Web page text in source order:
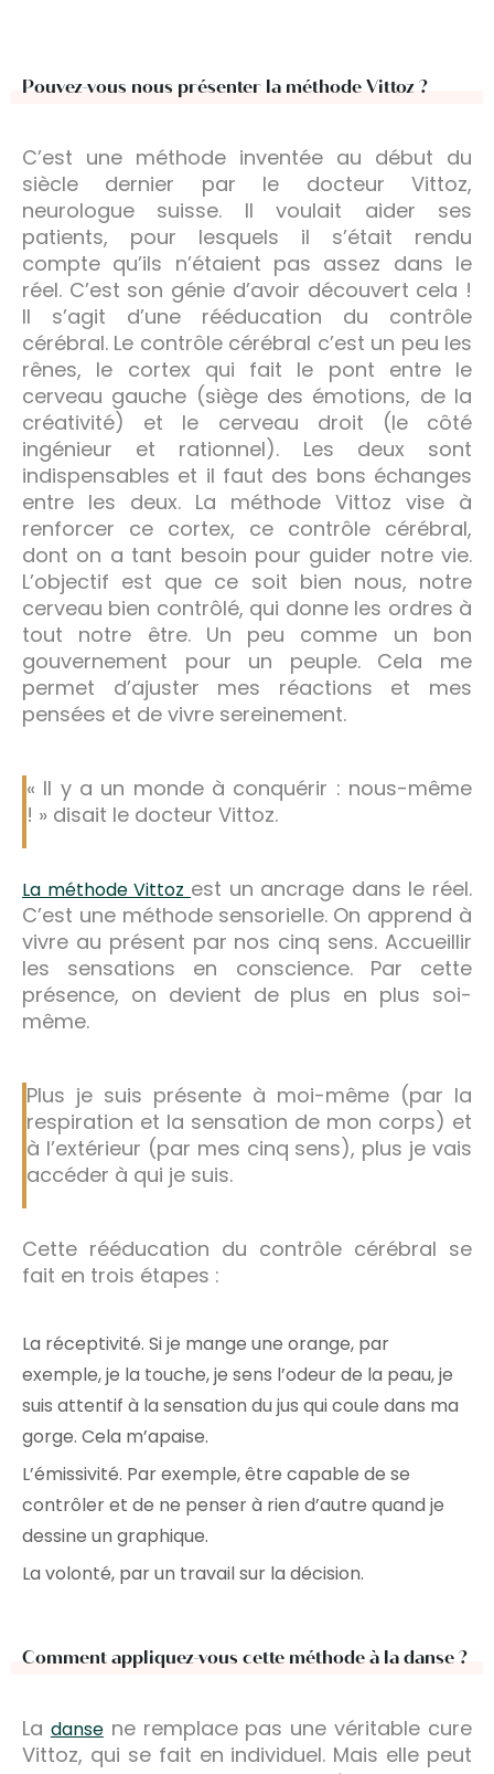
Pouvez-vous nous présenter la méthode Vittoz ?
C’est une méthode inventée au début du
siècle dernier par le docteur Vittoz,
neurologue suisse. Il voulait aider ses
patients, pour lesquels il s’était rendu
compte qu’ils n’étaient pas assez dans le
réel. C’est son génie d’avoir découvert cela !
Il s’agit d’une rééducation du contrôle
cérébral. Le contrôle cérébral c’est un peu les
rênes, le cortex qui fait le pont entre le
cerveau gauche (siège des émotions, de la
créativité) et le cerveau droit (le côté
ingénieur et rationnel). Les deux sont
indispensables et il faut des bons échanges
entre les deux. La méthode Vittoz vise à
renforcer ce cortex, ce contrôle cérébral,
dont on a tant besoin pour guider notre vie.
L’objectif est que ce soit bien nous, notre
cerveau bien contrôlé, qui donne les ordres à
tout notre être. Un peu comme un bon
gouvernement pour un peuple. Cela me
permet d’ajuster mes réactions et mes
pensées et de vivre sereinement.
« Il y a un monde à conquérir : nous-même
! » disait le docteur Vittoz.
La méthode Vittoz est un ancrage dans le réel.
C’est une méthode sensorielle. On apprend à
vivre au présent par nos cinq sens. Accueillir
les sensations en conscience. Par cette
présence, on devient de plus en plus soi-
même.
Plus je suis présente à moi-même (par la
respiration et la sensation de mon corps) et
à l’extérieur (par mes cinq sens), plus je vais
accéder à qui je suis.
Cette rééducation du contrôle cérébral se
fait en trois étapes :
La réceptivité. Si je mange une orange, par
exemple, je la touche, je sens l’odeur de la peau, je
suis attentif à la sensation du jus qui coule dans ma
gorge. Cela m’apaise.
L’émissivité. Par exemple, être capable de se
contrôler et de ne penser à rien d’autre quand je
dessine un graphique.
La volonté, par un travail sur la décision.
Comment appliquez-vous cette méthode à la danse ?
La dansene remplace pas une véritable cure
Vittoz, qui se fait en individuel. Mais elle peut